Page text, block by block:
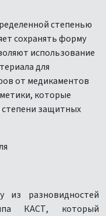
степенью
сохранять форму
использование
для
от медикаментов
которые
защитных
из разновидностей
КАСТ, который